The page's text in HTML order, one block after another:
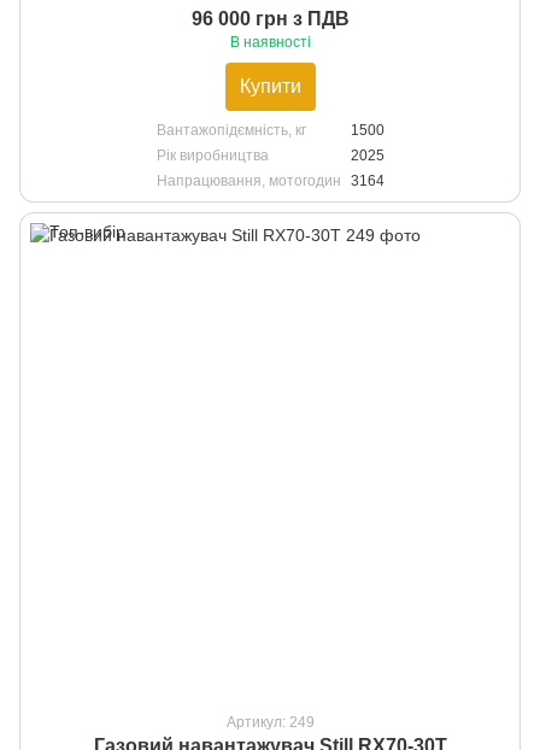
96 000 грн з ПДВ
В наявності
Купити
Вантажопідємність, кг
1500
Рік виробництва
2025
Напрацювання, мотогодин
3164
Артикул: 249